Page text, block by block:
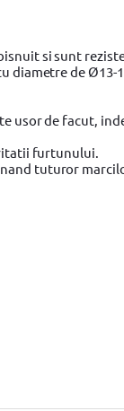
si sunt
diametre de Ø13-
usor de facut,
furtunului.
tuturor